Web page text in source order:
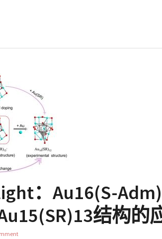
：Au16(S-
结构的